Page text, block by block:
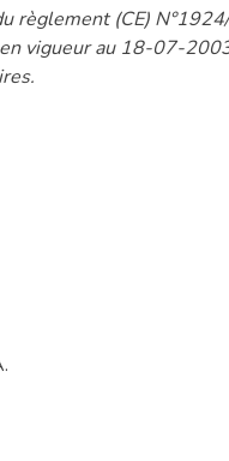
règlement (CE)
vigueur au 18-07-